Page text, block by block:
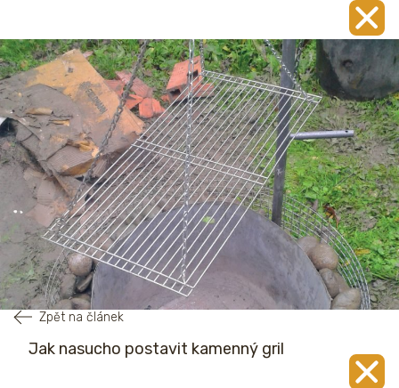
Zpět na článek
Jak nasucho postavit kamenný gril